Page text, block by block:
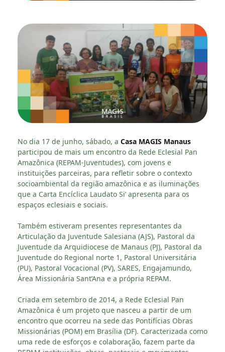
No dia 17 de junho, sábado, a Casa MAGIS Manaus
participou de mais um encontro da Rede Eclesial Pan
Amazônica (REPAM-Juventudes), com jovens e
instituições parceiras, para refletir sobre o contexto
socioambiental da região amazônica e as iluminações
que a Carta Encíclica Laudato Si’ apresenta para os
espaços eclesiais e sociais.
Também estiveram presentes representantes da
Articulação da Juventude Salesiana (AJS), Pastoral da
Juventude da Arquidiocese de Manaus (PJ), Pastoral da
Juventude do Regional norte 1, Pastoral Universitária
(PU), Pastoral Vocacional (PV), SARES, Engajamundo,
Área Missionária Sant’Ana e a própria REPAM.
Criada em setembro de 2014, a Rede Eclesial Pan
Amazônica é um projeto que nasceu a partir de um
encontro que ocorreu na sede das Pontifícias Obras
Missionárias (POM) em Brasília (DF). Caracterizada como
uma rede de esforços e colaboração, fazem parte da